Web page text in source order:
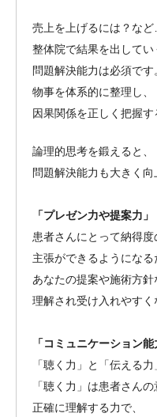
売上を上げるには？など
整体院で結果を出してい
問題解決能力は必須です
物事を体系的に整理し、
因果関係を正しく把握す
論理的思考を鍛えると、
問題解決能力も大きく向
「プレゼン力や提案力」
患者さんにとって納得
主張ができるようになる
あなたの提案や施術方針
理解され受け入れやすく
「コミュニケーション能
「聴く力」と「伝える力
「聴く力」は患者さん
正確に理解する力で、